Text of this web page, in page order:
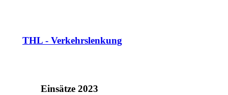
THL - Verkehrslenkung
Einsätze 2023